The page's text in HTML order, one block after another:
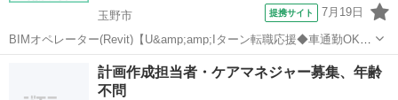
玉野市
提携サイト 7月19日
BIMオペレーター(Revit)【U&amp;amp;Iターン転職応援◆車通勤OK◆
岡山県玉野市】 ◆ BIMオペレーター募集勤務地：岡山県玉野市 / 工場
新築工事 / 現場勤務車通勤も可能◆ 業務内容図面作成・修正書類...
玉野市 その他
計画作成担当者・ケアマネジャー募集、年齢
不問